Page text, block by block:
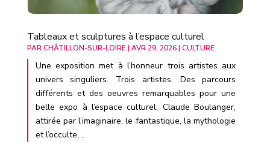
Tableaux et sculptures à l’espace culturel
PARCHÂTILLON-SUR-LOIRE| AVR 29, 2026| CULTURE
Une exposition met à l’honneur trois artistes aux
univers singuliers. Trois artistes. Des parcours
différents et des oeuvres remarquables pour une
belle expo à l’espace culturel. Claude Boulanger,
attirée par l’imaginaire, le fantastique, la mythologie
et l’occulte,...